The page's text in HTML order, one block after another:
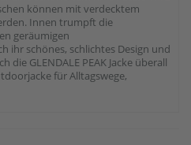
können mit verdecktem
Innen trumpft die
geräumigen
ihr schönes, schlichtes Design und
GLENDALE PEAK Jacke überall
für Alltagswege,